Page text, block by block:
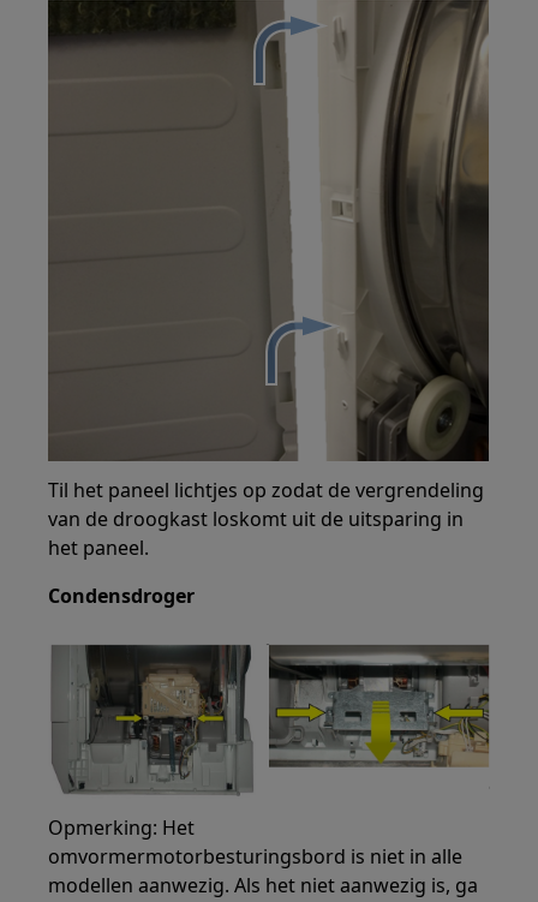
Til het paneel lichtjes op zodat de vergrendeling
van de droogkast loskomt uit de uitsparing in
het paneel.
Condensdroger
Opmerking: Het
omvormermotorbesturingsbord is niet in alle
modellen aanwezig. Als het niet aanwezig is, ga